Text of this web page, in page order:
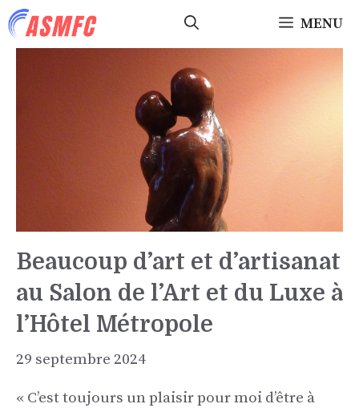
Aller
au
MENU
Beaucoup d’art et d’artisanat
au Salon de l’Art et du Luxe à
l’Hôtel Métropole
29 septembre 2024
« C’est toujours un plaisir pour moi d’être à